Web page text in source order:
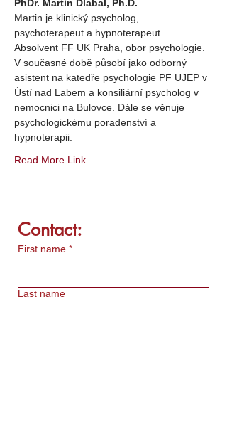
PhDr. Martin Dlabal, Ph.D.
Martin je klinický psycholog,
psychoterapeut a hypnoterapeut.
Absolvent FF UK Praha, obor psychologie.
V současné době působí jako odborný
asistent na katedře psychologie PF UJEP v
Ústí nad Labem a konsiliární psycholog v
nemocnici na Bulovce. Dále se věnuje
psychologickému poradenství a
hypnoterapii.
Read More Link
Contact:
First name *
Last name